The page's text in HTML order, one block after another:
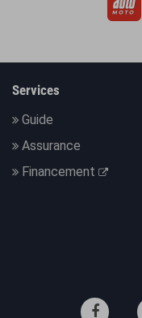
Services
Guide
Assurance
Financement